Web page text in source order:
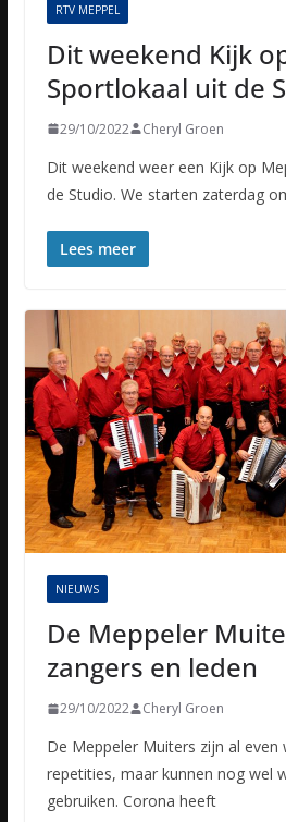
RTV MEPPEL
Dit weekend Kijk
Sportlokaal uit de
29/10/2022 Cheryl Groen
Dit weekend weer een Kijk op
de Studio. We starten zaterdag
Lees meer
NIEUWS
De Meppeler
zangers en leden
29/10/2022 Cheryl Groen
De Meppeler Muiters zijn al even
repetities, maar kunnen nog wel
gebruiken. Corona heeft